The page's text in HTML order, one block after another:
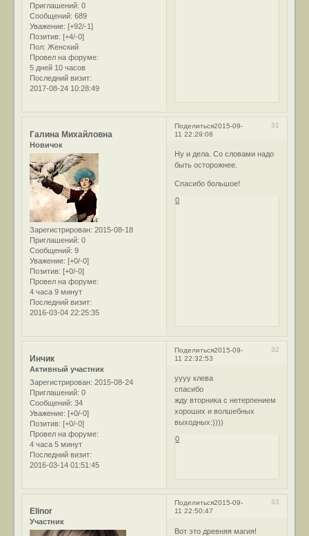
Приглашений: 0
Сообщений: 689
Уважение: [+92/-1]
Позитив: [+4/-0]
Пол: Женский
Провел на форуме:
5 дней 10 часов
Последний визит:
2017-08-24 10:28:49
Поделиться 31
2015-09-
11 22:29:08
Галина Михайловна
Новичок
Зарегистрирован: 2015-08-18
Приглашений: 0
Сообщений: 9
Уважение: [+0/-0]
Позитив: [+0/-0]
Провел на форуме:
4 часа 9 минут
Последний визит:
2016-03-04 22:25:35
Ну и дела. Со словами надо
быть осторожнее.
Спасибо большое!
0
Поделиться 32
2015-09-
11 22:32:53
Инчик
Активный участник
Зарегистрирован: 2015-08-24
Приглашений: 0
Сообщений: 34
Уважение: [+0/-0]
Позитив: [+0/-0]
Провел на форуме:
4 часа 5 минут
Последний визит:
2016-03-14 01:51:45
уууу клева
спасибо
жду вторника с нетерпением
хороших и волшебных
выходных:))))
0
Поделиться 33
2015-09-
11 22:50:47
Elinor
Участник
Вот это древняя магия!